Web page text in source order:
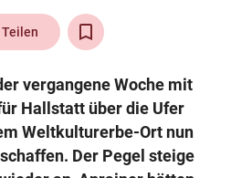
arrow_right
Teilen
vergangene Woche mit
Hallstatt über die Ufer
Weltkulturerbe-Ort nun
Der Pegel steige